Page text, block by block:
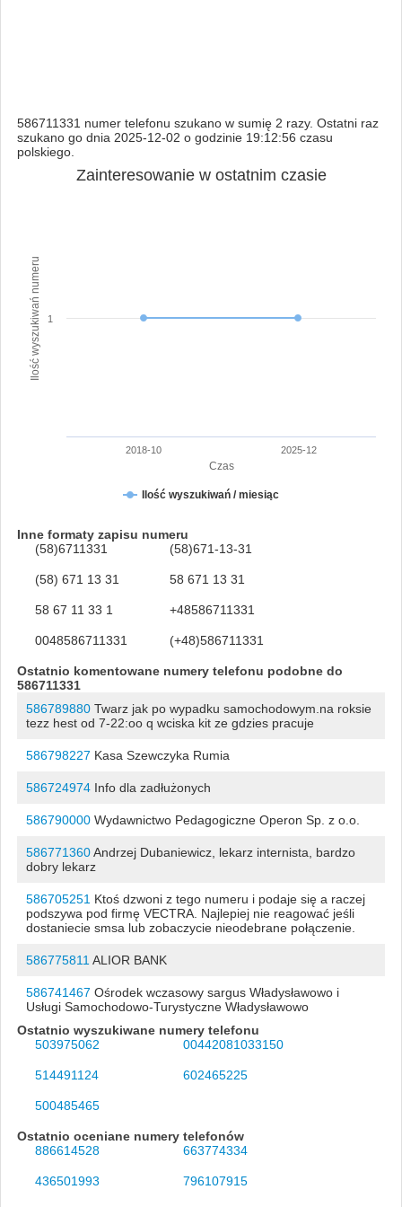
586711331 numer telefonu szukano w sumię 2 razy. Ostatni raz
szukano go dnia 2025-12-02 o godzinie 19:12:56 czasu
polskiego.
Czas
Ilość wyszukiwań numeru
Zainteresowanie w ostatnim czasie
Ilość wyszukiwań / miesiąc
2018-10 2025-12
1
Inne formaty zapisu numeru
(58)6711331
(58)671-13-31
(58) 671 13 31 58 671 13 31
58 67 11 33 1 +48586711331
0048586711331 (+48)586711331
Ostatnio komentowane numery telefonu podobne do
586711331
586789880Twarz jak po wypadku samochodowym.na roksie
tezz hest od 7-22:oo q wciska kit ze gdzies pracuje
586798227 Kasa Szewczyka Rumia
586724974Info dla zadłużonych
586790000Wydawnictwo Pedagogiczne Operon Sp. z o.o.
586771360Andrzej Dubaniewicz, lekarz internista, bardzo
dobry lekarz
586705251 Ktoś dzwoni z tego numeru i podaje się a raczej
podszywa pod firmę VECTRA. Najlepiej nie reagować jeśli
dostaniecie smsa lub zobaczycie nieodebrane połączenie.
586775811 ALIOR BANK
586741467 Ośrodek wczasowy sargus Władysławowo i
Usługi Samochodowo-Turystyczne Władysławowo
Ostatnio wyszukiwane numery telefonu
503975062
00442081033150
514491124 602465225
500485465
Ostatnio oceniane numery telefonów
886614528
663774334
436501993 796107915